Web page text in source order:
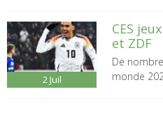
2 Juil
CES
et ZDF
De
monde